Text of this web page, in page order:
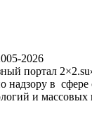
2026
портал
надзору в сфере
и массовых